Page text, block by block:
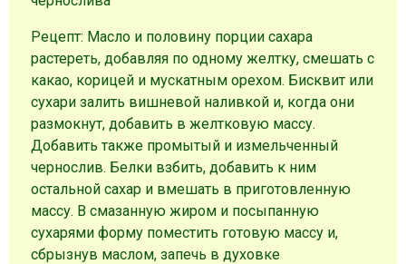
Рецепт: Масло и половину порции сахара
растереть, добавляя по одному желтку, смешать с
какао, корицей и мускатным орехом. Бисквит или
сухари залить вишневой наливкой и, когда они
размокнут, добавить в желтковую массу.
Добавить также промытый и измельченный
чернослив. Белки взбить, добавить к ним
остальной сахар и вмешать в приготовленную
массу. В смазанную жиром и посыпанную
сухарями форму поместить готовую массу и,
сбрызнув маслом, запечь в духовке